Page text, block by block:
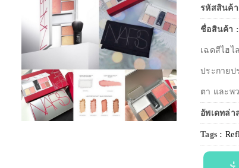
รหัสสินค้
ชื่อสินค้า :
เฉดสีไฮไ
ประกายป
ตา และพ
อัพเดทล่า
Tags :